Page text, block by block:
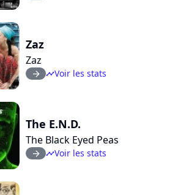
Zaz
Zaz
arrow_right timelineVoir les stats
The E.N.D.
The Black Eyed Peas
arrow_right timelineVoir les stats